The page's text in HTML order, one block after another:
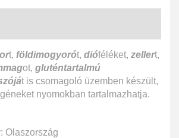
t, földimogyorót, dióféléket, zellert,
ot, gluténtartalmú
t is csomagoló üzemben készült,
nyomokban tartalmazhatja.
Olaszország